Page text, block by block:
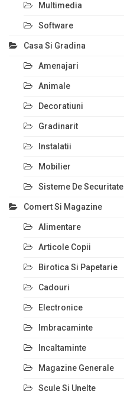
Multimedia
Software
Casa Si Gradina
Amenajari
Animale
Decoratiuni
Gradinarit
Instalatii
Mobilier
Sisteme De Securitate
Comert Si Magazine
Alimentare
Articole Copii
Birotica Si Papetarie
Cadouri
Electronice
Imbracaminte
Incaltaminte
Magazine Generale
Scule Si Unelte